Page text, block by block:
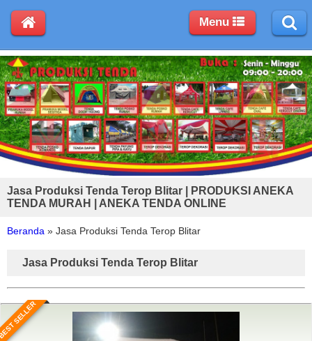
Jasa Produksi Tenda Terop Blitar | PRODUKSI ANEKA
TENDA MURAH | ANEKA TENDA ONLINE
Beranda » Jasa Produksi Tenda Terop Blitar
Jasa Produksi Tenda Terop Blitar
SELLER
Menu